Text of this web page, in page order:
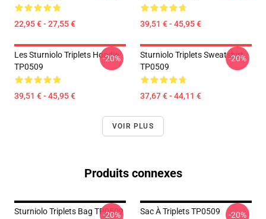
22,95 € - 27,55 € 39,51 € - 45,95 €
Les Sturniolo Triplets Hoodie
TP0509
39,51 € - 45,95 €
-20%
Sturniolo Triplets Sweatshirt
TP0509
37,67 € - 44,11 €
-20%
VOIR PLUS
Produits connexes
Sturniolo Triplets Bag TP0509
-20% Sac À Triplets TP0509 -20%